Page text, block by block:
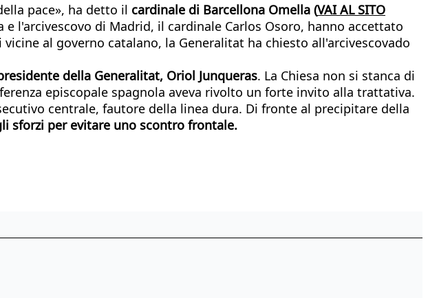
pace», ha detto il cardinale di Barcellona Omella (VAI AL SITO
l'arcivescovo di Madrid, il cardinale Carlos Osoro, hanno accettato
al governo catalano, la Generalitat ha chiesto all'arcivescovado
della Generalitat, Oriol Junqueras. La Chiesa non si stanca di
episcopale spagnola aveva rivolto un forte invito alla trattativa.
centrale, fautore della linea dura. Di fronte al precipitare della
sforzi per evitare uno scontro frontale.